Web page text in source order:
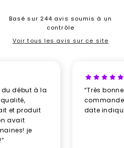
Basé sur 244 avis soumis à un
contrôle
Voir tous les avis sur ce site
du début à la
et produit
avait
je
“Très
date